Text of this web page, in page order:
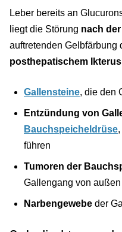
Leber bereits an
liegt die Störung nach
auftretenden Gelbfärbung
posthepatischem Ikterus
Gallensteine, die den
Entzündung von
Bauchspeicheldrüse
führen
Tumoren der
Gallengang von
Narbengewebe der